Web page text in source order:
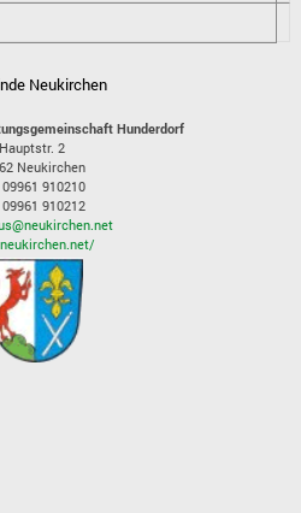
Neukirchen
Hunderdorf
Hauptstr. 2
Neukirchen
09961 910210
09961 910212